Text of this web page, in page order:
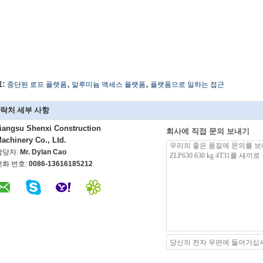
: 중단된 로프 플랫폼, 알루미늄 액세스 플랫폼, 플랫폼으로 일하는 접근
처 세부 사항
Shenxi Construction
Co., Ltd.
당자: Mr. Dylan Cao
화 번호: 0086-13616185212
회사에 직접 문의 보내기